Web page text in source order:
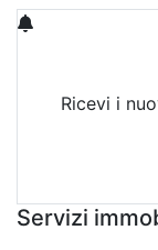
Ricevi i
Servizi